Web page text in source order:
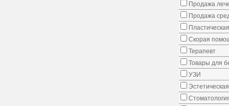
Продажа
Продажа
Скорая
Терапевт
Товары для
УЗИ